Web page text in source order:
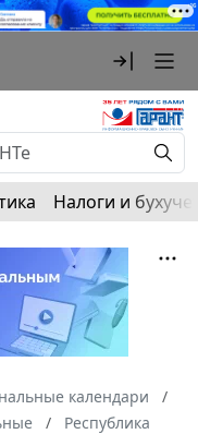
Налоги и
календари
Республика